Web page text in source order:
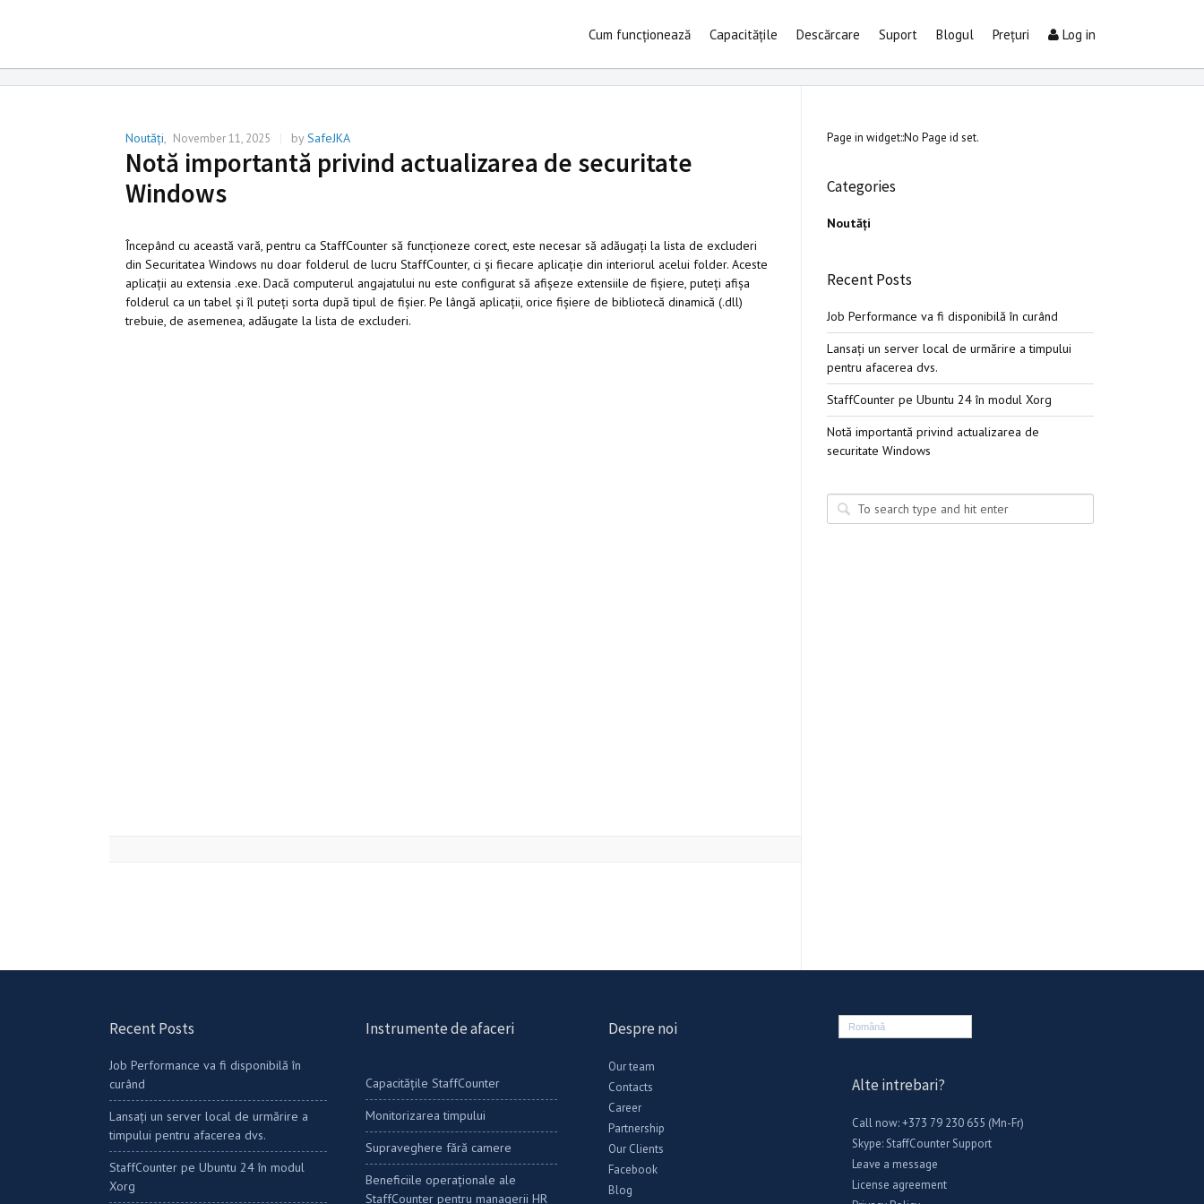
Cum funcționează Capacitățile Descărcare Suport Blogul Prețuri Log in
Noutăţi, November 11, 2025 bySafeJKA
Notă importantă privind actualizarea de securitate
Windows
Începând cu această vară, pentru ca StaffCounter să funcționeze corect, este necesar să adăugați la lista de excluderi
din Securitatea Windows nu doar folderul de lucru StaffCounter, ci și fiecare aplicație din interiorul acelui folder. Aceste
aplicații au extensia .exe. Dacă computerul angajatului nu este configurat să afișeze extensiile de fișiere, puteți afișa
folderul ca un tabel și îl puteți sorta după tipul de fișier. Pe lângă aplicații, orice fișiere de bibliotecă dinamică (.dll)
trebuie, de asemenea, adăugate la lista de excluderi.
Page in widget::No Page id set.
Categories
Noutăţi
Recent Posts
Job Performance va fi disponibilă în curând
Lansați un server local de urmărire a timpului
pentru afacerea dvs.
StaffCounter pe Ubuntu 24 în modul Xorg
Notă importantă privind actualizarea de
securitate Windows
Recent Posts
Job Performance va fi disponibilă în
curând
Lansați un server local de urmărire a
timpului pentru afacerea dvs.
StaffCounter pe Ubuntu 24 în modul
Xorg
Instrumente de afaceri
Capacitățile StaffCounter
Monitorizarea timpului
Supraveghere fără camere
Beneficiile operaționale ale
StaffCounter pentru managerii HR
Despre noi
Our team
Contacts
Career
Partnership
Our Clients
Facebook
Blog
Română
Alte intrebari?
Call now: +373 79 230 655 (Mn-Fr)
Skype:StaffCounter Support
Leave a message
License agreement